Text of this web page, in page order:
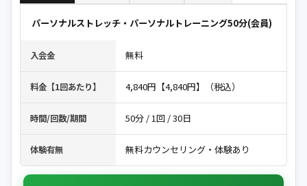
パーソナルストレッチ・パーソナルトレーニング50分(会員)
入会金 無料
料金【1回あたり】 4,840円【4,840円】（税込）
時間/回数/期間 50分 / 1回 / 30日
体験有無 無料カウンセリング・体験あり